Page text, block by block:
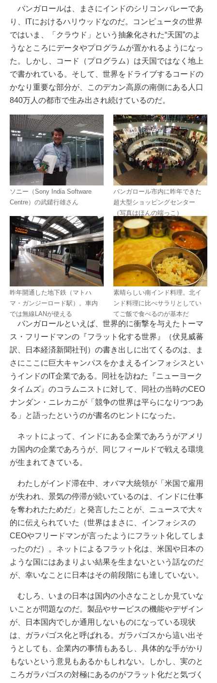
バンガロールは、まさにインドのシリコンバレーであ
り、ITにおけるハリウッドなのだ。コンピュータの世界
ではいま、「クラウド」という抽象化された“天国”のよ
うなところにデータやプログラムが置かれるようになっ
た。しかし、コード（プログラム）は天国ではなく地上
で書かれている。そして、世界をドライブするコードの
かなり重要な部分が、このデカン高原の南側にある人口
840万人の都市で生み出され続けているのだ。
ソニー（Sony India Software
Centre）の武鑓行雄さん
バンガロール市内に昨年できた
超大型ショッピングセンター
（写真はほんの端っこ）
昨年開通した地下鉄（マトハ
マ・ガンジーロード駅）。車内
では無線LANが使える
素晴らしい南インド料理。北イ
ンド料理に比べサラリとしてい
てご飯で食べるのが基本だ
バンガロールといえば、世界的に衝撃を与えたトーマ
ス・フリードマンの『フラット化する世界』（伏見威蕃
訳、日本経済新聞社刊）の書き出しに出てくるのは、ま
さにここに巨大キャンパスをかまえるインフォシスとい
うインドのIT企業である。同社を訪ねた『ニューヨーク
タイムズ』のコラムニストに対して、同社の当時のCEO
ナンダン・ニレカニが「競争の世界は平らになりつつあ
る」と語ったというのが書名のヒントになった。
ネットによって、インドにある企業であろうがアメリ
カ国内の企業であろうが、同じフィールドで戦える環境
が生まれてきている。
わたしがインド滞在中、オバマ大統領が「米国で雇用
が失われ、景気の停滞が続いているのは、インドに仕事
を奪われたためだ」と発言したことが、ニュースで大々
的に伝えられていた（世界はまさに、インフォシスの
CEOやフリードマンが言ったようにフラット化してしま
ったのだ）。ネットによるフラット化は、米国や日本の
ような国にはあまりよい結果を生まないという話なのだ
が、幸いなことに日本はその前段階にも達していない。
むしろ、いまの日本は国内の小さなことしか見ていな
いことが問題なのだ。製品やサービスの機能やデザイン
が、日本国内でしか通用しないものになっている現状
は、ガラパゴス化と呼ばれる。ガラパゴスから這い出そ
うとしても、企業内の事情もあるし、具体的な手がかり
もないという意見もあるかもしれない。しかし、実のと
ころガラパゴスの対極にあるのがフラット化だと気づく